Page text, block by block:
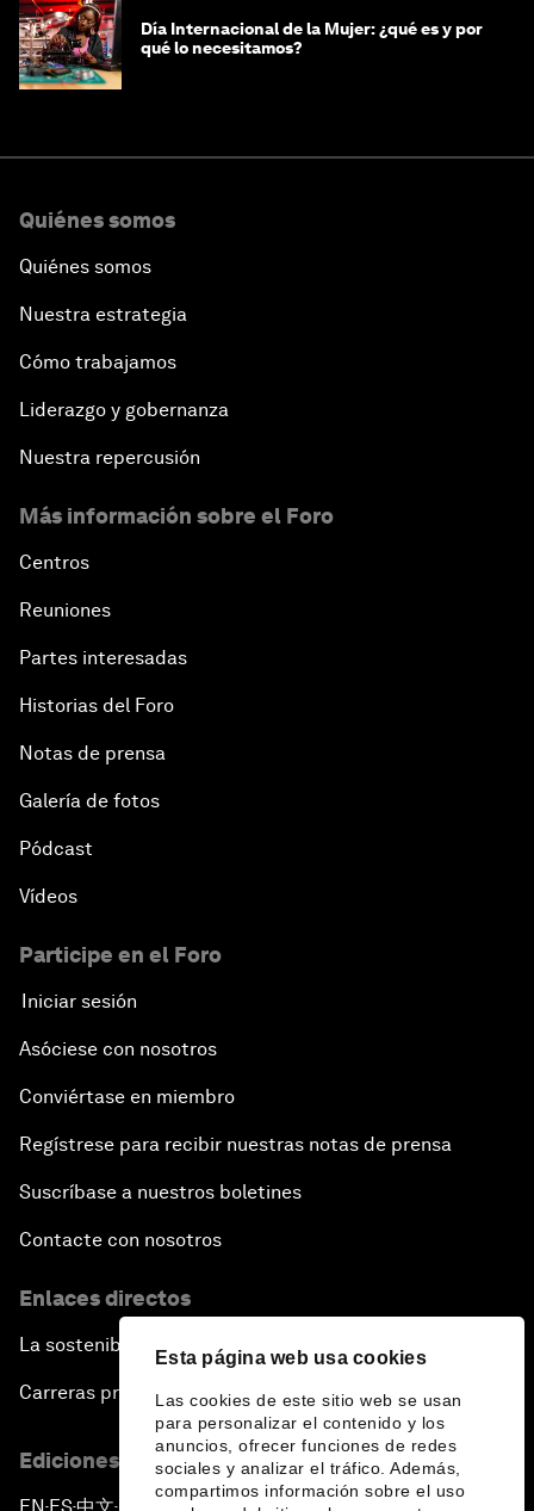
Esta página web usa cookies
Las cookies de este sitio web se usan
para personalizar el contenido y los
anuncios, ofrecer funciones de redes
sociales y analizar el tráfico. Además,
compartimos información sobre el uso
Día Internacional de la Mujer: ¿qué es y por
qué lo necesitamos?
Quiénes somos
Quiénes somos
Nuestra estrategia
Cómo trabajamos
Liderazgo y gobernanza
Nuestra repercusión
Más información sobre el Foro
Centros
Reuniones
Partes interesadas
Historias del Foro
Notas de prensa
Galería de fotos
Pódcast
Vídeos
Participe en el Foro
Iniciar sesión
Asóciese con nosotros
Conviértase en miembro
Regístrese para recibir nuestras notas de prensa
Suscríbase a nuestros boletines
Contacte con nosotros
Enlaces directos
La sostenibilidad en el Foro
Carreras profesionales
Ediciones en otros idiomas
▪ ▪ ▪